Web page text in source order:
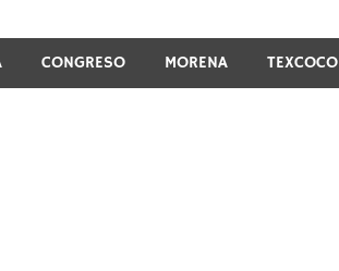
CONGRESO MORENA TEXCOCO